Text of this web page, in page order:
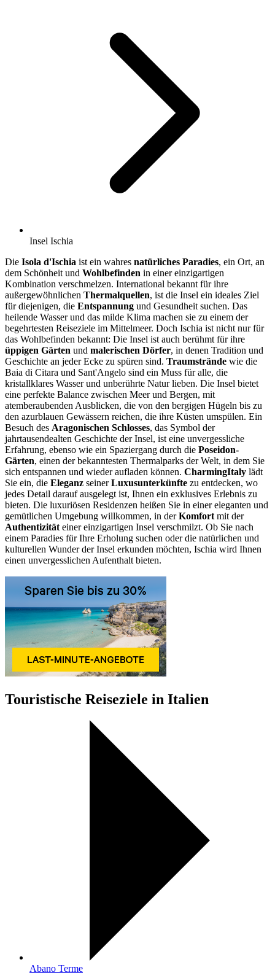
Insel Ischia
Die Isola d'Ischia ist ein wahres natürliches Paradies, ein Ort, an
dem Schönheit und Wohlbefinden in einer einzigartigen
Kombination verschmelzen. International bekannt für ihre
außergewöhnlichen Thermalquellen, ist die Insel ein ideales Ziel
für diejenigen, die Entspannung und Gesundheit suchen. Das
heilende Wasser und das milde Klima machen sie zu einem der
begehrtesten Reiseziele im Mittelmeer. Doch Ischia ist nicht nur für
das Wohlbefinden bekannt: Die Insel ist auch berühmt für ihre
üppigen Gärten und malerischen Dörfer, in denen Tradition und
Geschichte an jeder Ecke zu spüren sind. Traumstrände wie die
Baia di Citara und Sant'Angelo sind ein Muss für alle, die
kristallklares Wasser und unberührte Natur lieben. Die Insel bietet
eine perfekte Balance zwischen Meer und Bergen, mit
atemberaubenden Ausblicken, die von den bergigen Hügeln bis zu
den azurblauen Gewässern reichen, die ihre Küsten umspülen. Ein
Besuch des Aragonischen Schlosses, das Symbol der
jahrtausendealten Geschichte der Insel, ist eine unvergessliche
Erfahrung, ebenso wie ein Spaziergang durch die Poseidon-
Gärten, einen der bekanntesten Thermalparks der Welt, in dem Sie
sich entspannen und wieder aufladen können. CharmingItaly lädt
Sie ein, die Eleganz seinerLuxusunterkünfte zu entdecken, wo
jedes Detail darauf ausgelegt ist, Ihnen ein exklusives Erlebnis zu
bieten. Die luxuriösen Residenzen heißen Sie in einer eleganten und
gemütlichen Umgebung willkommen, in derKomfort mit der
Authentizität einer einzigartigen Insel verschmilzt. Ob Sie nach
einem Paradies für Ihre Erholung suchen oder die natürlichen und
kulturellen Wunder der Insel erkunden möchten, Ischia wird Ihnen
einen unvergesslichen Aufenthalt bieten.
Touristische Reiseziele in Italien
Abano Terme